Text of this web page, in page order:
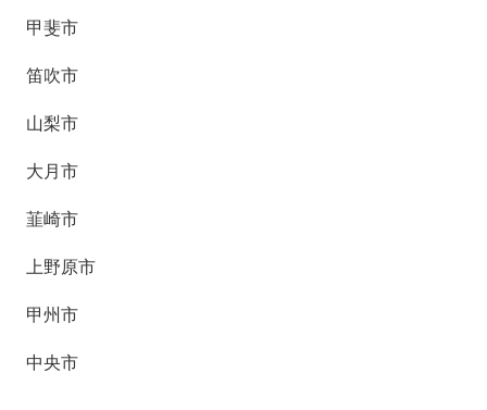
甲斐市
笛吹市
山梨市
大月市
韮崎市
上野原市
甲州市
中央市